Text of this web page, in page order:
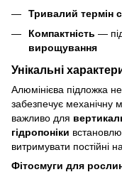
Тривалий термін
Компактність —
вирощування
Унікальні
Алюмінієва підложка
забезпечує механічну
важливо для
гідропоніки
витримувати постійні
Фітосмуги для